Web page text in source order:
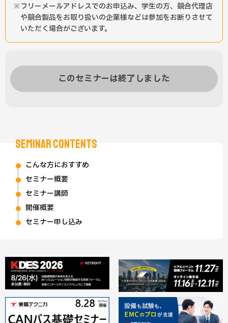
SEMINAR CONTENTS
こんな方におすすめ
セミナー概要
セミナー講師
開催概要
セミナー申し込み
フリーメールアドレスでのお申込み、学生の方、競合代理店
や競合製品をお取り扱いの企業様などは参加をお断りさせて
いただく場合がございます。
このセミナーは終了しました